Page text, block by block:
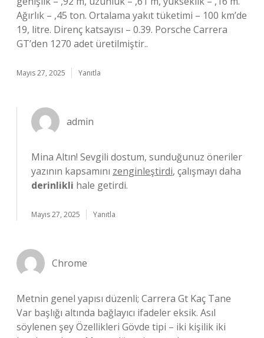
Ağırlık – ,45 ton. Ortalama yakıt tüketimi – 100 km’de
19, litre. Direnç katsayısı – 0.39. Porsche Carrera
GT’den 1270 adet üretilmiştir..
Mayıs 27, 2025 Yanıtla
admin
Mina Altın! Sevgili dostum, sunduğunuz öneriler
yazının kapsamını zenginleştirdi, çalışmayı daha
derinlikli hale getirdi.
Mayıs 27, 2025 Yanıtla
Chrome
Metnin genel yapısı düzenli; Carrera Gt Kaç Tane
Var başlığı altında bağlayıcı ifadeler eksik. Asıl
söylenen şey Özellikleri Gövde tipi – iki kişilik iki